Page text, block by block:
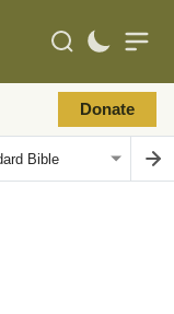
Donate